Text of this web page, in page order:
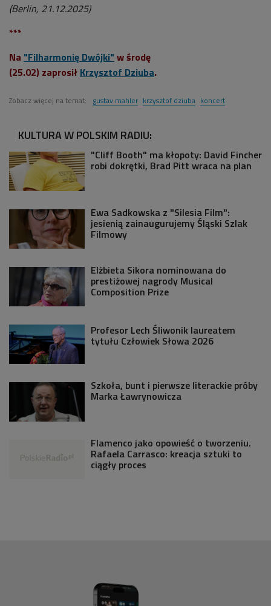
(Berlin, 21.12.2025)
***
Na "Filharmonię Dwójki" w środę
(25.02) zaprosił Krzysztof Dziuba.
Zobacz więcej na temat: gustav mahler krzysztof dziuba koncert
KULTURA W POLSKIM RADIU:
"Cliff Booth" ma kłopoty: David Fincher
robi dokrętki, Brad Pitt wraca na plan
Ewa Sadkowska z "Silesia Film":
jesienią zainaugurujemy Śląski Szlak
Filmowy
Elżbieta Sikora nominowana do
prestiżowej nagrody Musical
Composition Prize
Profesor Lech Śliwonik laureatem
tytułu Człowiek Słowa 2026
Szkoła, bunt i pierwsze literackie próby
Marka Ławrynowicza
Flamenco jako opowieść o tworzeniu.
Rafaela Carrasco: kreacja sztuki to
ciągły proces